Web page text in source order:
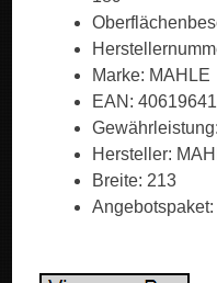
Marke: MAHLE
EAN:
Hersteller:
Breite: 213
Angebotspaket: